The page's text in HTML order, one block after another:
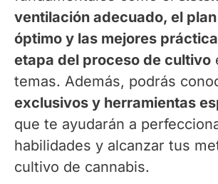
ventilación adecuado, el
óptimo y las mejores
etapa del proceso de cultivo
temas. Además, podrás
exclusivos y herramientas
que te ayudarán a
habilidades y alcanzar tus
cultivo de cannabis.